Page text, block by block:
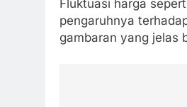
Fluktuasi harga
pengaruhnya
gambaran yang jelas